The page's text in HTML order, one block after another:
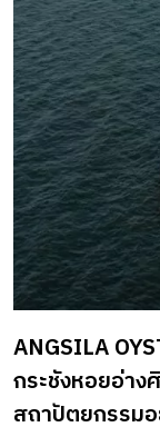
ฟังก์ชันเป็นพื้นที่จับ
แต่ยังสอดแทรกแ
ทางวิถีชีวิตและวั
ละเอียดของวัสดุ
ยังคงมีชีวิตอยู่ต่อ
โครงการวิจัยตลา
รื้อฟื้นวัฒนธรรมชา
เพชรบุรี และช่ว
จากวัฒนธรรมดั้งเ
เข้าใจในการอยู่กั
ให้กับชุมชน โดยทีม
Lab คณะสถาปัตย
เทคโนโลยีพระจอ
ANGSILA
กระชังหอยอ่าง
สถาปัตยกรรม